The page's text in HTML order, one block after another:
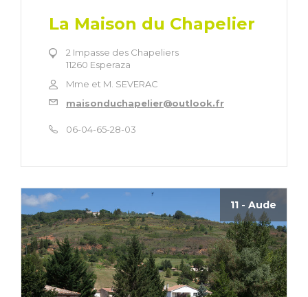
La Maison du Chapelier
2 Impasse des Chapeliers
11260 Esperaza
Mme et M. SEVERAC
maisonduchapelier@outlook.fr
06-04-65-28-03
11 - Aude